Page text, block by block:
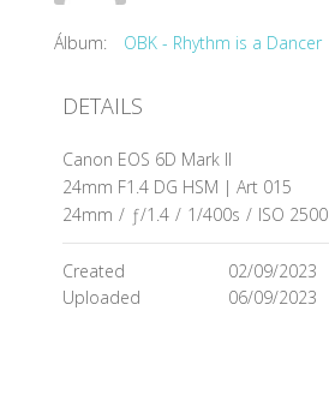
Álbum: OBK - Rhythm is a Dancer
DETAILS
Canon EOS 6D Mark II
24mm F1.4 DG HSM | Art 015
24mm / ƒ/1.4 / 1/400s / ISO 2500
Created
02/09/2023
Uploaded
06/09/2023